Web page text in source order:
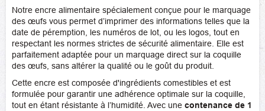
Notre encre alimentaire spécialement conçue pour le marquage
des œufs vous permet d’imprimer des informations telles que la
date de péremption, les numéros de lot, ou les logos, tout en
respectant les normes strictes de sécurité alimentaire. Elle est
parfaitement adaptée pour un marquage direct sur la coquille
des œufs, sans altérer la qualité ou le goût du produit.
Cette encre est composée d'ingrédients comestibles et est
formulée pour garantir une adhérence optimale sur la coquille,
tout en étant résistante à l’humidité. Avec une contenance de 1